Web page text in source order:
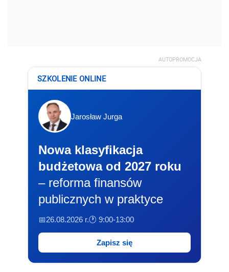
AUTOPROMOCJA
SZKOLENIE ONLINE
Jarosław Jurga
Nowa klasyfikacja
budżetowa od 2027 roku
– reforma finansów
publicznych w praktyce
📅26.08.2026 r.🕐 9:00-13:00
Zapisz się